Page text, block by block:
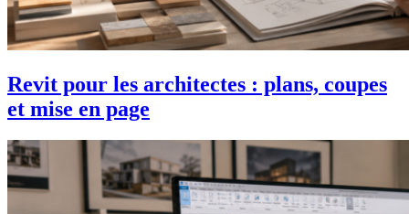
Revit pour les architectes : plans, coupes
et mise en page